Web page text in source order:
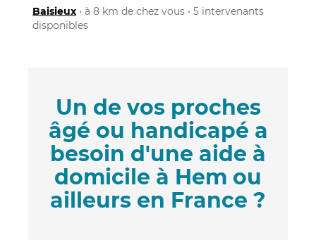
Baisieux • à 8 km de chez vous • 5 intervenants
disponibles
Un de vos proches
âgé ou handicapé a
besoin d'une aide à
domicile à Hem ou
ailleurs en France ?